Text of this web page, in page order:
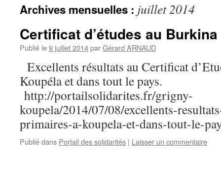
Archives mensuelles : juillet 2014
Certificat d’études au
Publié le9 juillet 2014parGérard ARNAUD
Excellents résultats au Certificat
Koupéla et dans tout le pays.
http://portailsolidarites.fr/grigny-
koupela/2014/07/08/excellents-
primaires-a-koupela-et-dans-tout-le-
Publié dans Portail des solidarités | Laisser un commentaire